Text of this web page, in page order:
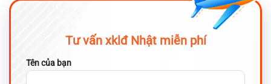
Tư vấn xklđ Nhật miễn phí
Tên của bạn